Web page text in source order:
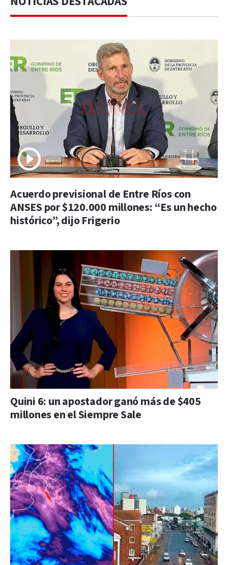
Acuerdo previsional de Entre Ríos con
ANSES por $120.000 millones: “Es un hecho
histórico”, dijo Frigerio
Quini 6: un apostador ganó más de $405
millones en el Siempre Sale